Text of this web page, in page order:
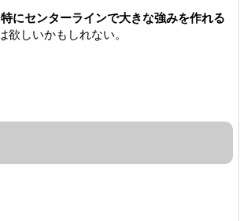
特にセンターラインで大きな強みを作れる
欲しいかもしれない。